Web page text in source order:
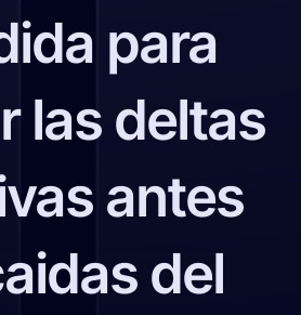
para
las deltas
antes
del